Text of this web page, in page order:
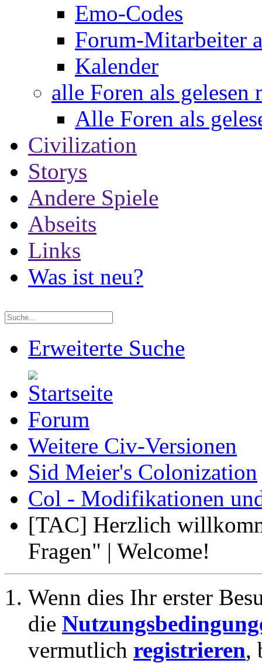
Emo-Codes
Forum-Mitarbeiter
Kalender
alle Foren als gelesen
Alle Foren als
Civilization
Storys
Andere Spiele
Abseits
Links
Was ist neu?
Erweiterte Suche
Forum
Weitere Civ-Versionen
Sid Meier's Colonization
Col - Modifikationen
[TAC] Herzlich
Fragen" | Welcome!
Wenn dies Ihr erster
die
vermutlich registrieren,